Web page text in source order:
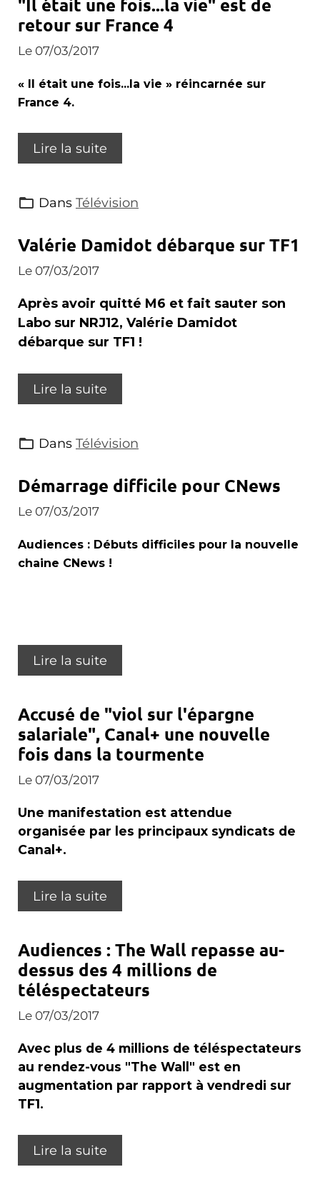
"Il était une fois...la vie" est de
retour sur France 4
Le 07/03/2017
« Il était une fois...la vie » réincarnée sur
France 4.
Lire la suite
Dans Télévision
Valérie Damidot débarque sur TF1
Le 07/03/2017
Après avoir quitté M6 et fait sauter son
Labo sur NRJ12, Valérie Damidot
débarque sur TF1 !
Lire la suite
Dans Télévision
Démarrage difficile pour CNews
Le 07/03/2017
Audiences : Débuts difficiles pour la nouvelle
chaine CNews !
Lire la suite
Accusé de "viol sur l'épargne
salariale", Canal+ une nouvelle
fois dans la tourmente
Le 07/03/2017
Une manifestation est attendue
organisée par les principaux syndicats de
Canal+.
Lire la suite
Audiences : The Wall repasse au-
dessus des 4 millions de
téléspectateurs
Le 07/03/2017
Avec plus de 4 millions de téléspectateurs
au rendez-vous "The Wall" est en
augmentation par rapport à vendredi sur
TF1.
Lire la suite